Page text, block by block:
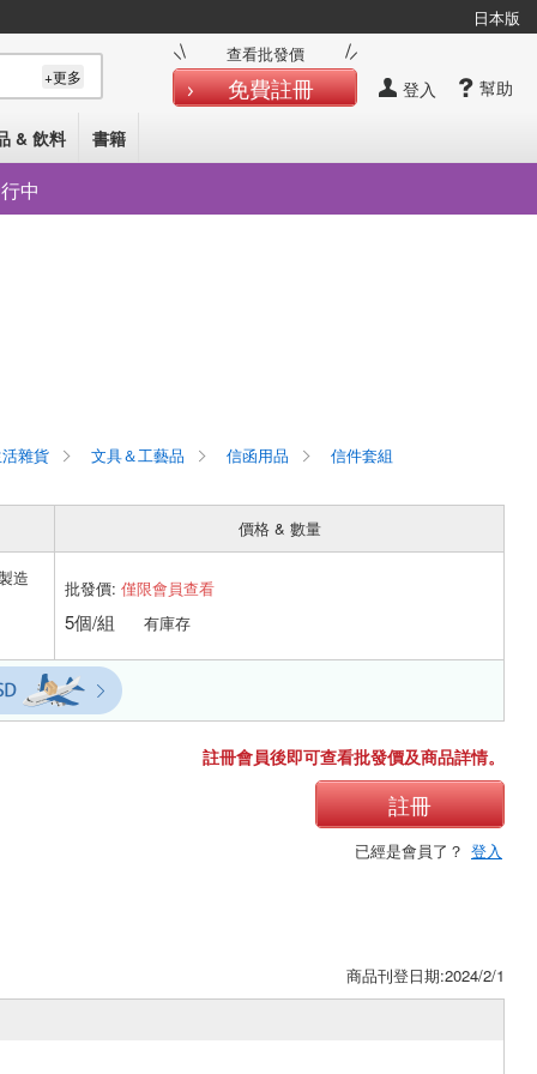
日本版
幫助
登入
查看批發價
免費註冊
+更多
& 飲料 書籍
中
雜貨 文具＆工藝品 信函用品
信件套組
價格 & 數量
造 批發價: 僅限會員查看
5個/組 有庫存
註冊會員後即可查看批發價及商品詳情。
註冊
已經是會員了？ 登入
商品刊登日期:2024/2/1